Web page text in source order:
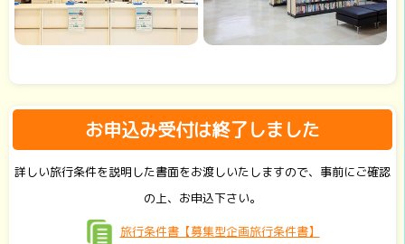
お申込み受付は終了しました
詳しい旅行条件を説明した書面をお渡しいたしますので、事前にご確認
の上、お申込下さい。
旅行条件書【募集型企画旅行条件書】